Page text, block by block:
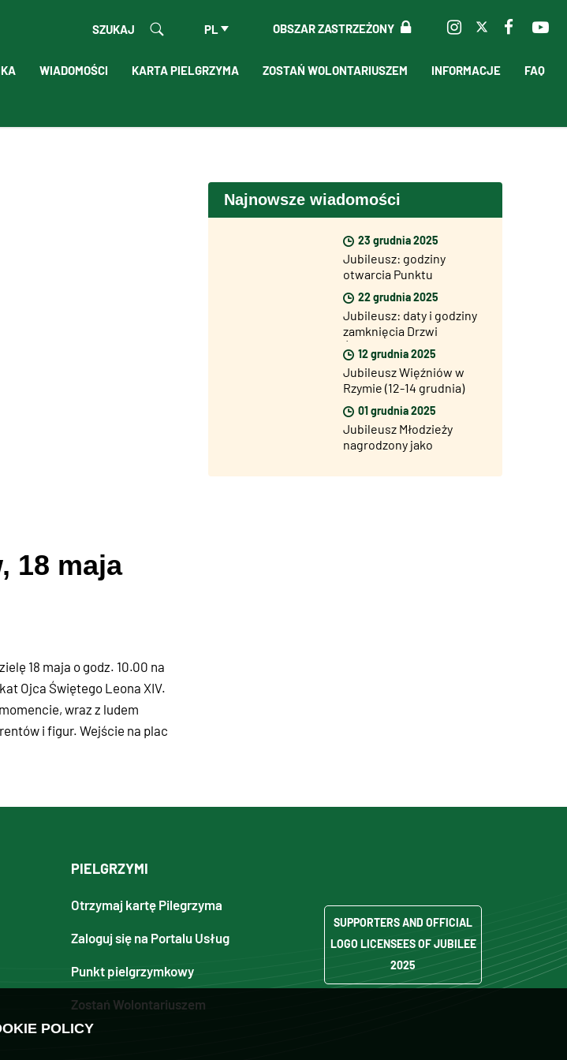
OBSZAR ZASTRZEŻONY
PL
SZUKAJ
WIADOMOŚCI KARTA PIELGRZYMA ZOSTAŃ WOLONTARIUSZEM INFORMACJE FAQ
18 maja
18 maja o godz. 10.00 na
Ojca Świętego Leona XIV.
wraz z ludem
i figur. Wejście na plac
Najnowsze wiadomości
23 grudnia 2025
Jubileusz: godziny
otwarcia Punktu
Informacyjnego
Jubileuszu (InfoPoint) w
okresie
bożonarodzeniowym
22 grudnia 2025
Jubileusz: daty i godziny
zamknięcia Drzwi
Świętych
12 grudnia 2025
Jubileusz Więźniów w
Rzymie (12-14 grudnia)
01 grudnia 2025
Jubileusz Młodzieży
nagrodzony jako
Roku na Best Event
PIELGRZYMI
Otrzymaj kartę Pilegrzyma
Zaloguj się na Portalu Usług
Punkt pielgrzymkowy
Zostań Wolontariuszem
SUPPORTERS AND OFFICIAL
LOGO LICENSEES OF JUBILEE
2025
POLICY